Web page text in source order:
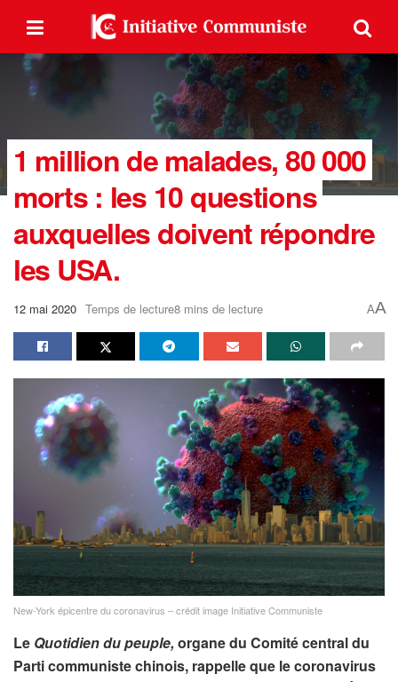
1 million de malades, 80 000
morts : les 10 questions
auxquelles doivent répondre
les USA.
12 mai 2020 Temps de lecture8 mins de lecture AA
New-York épicentre du coronavirus – crédit image Initiative Communiste
Le Quotidien du peuple, organe du Comité central du
Parti communiste chinois, rappelle que le coronavirus